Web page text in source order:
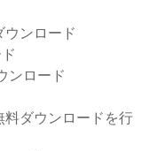
ウンロード
ンロード
料ダウンロードを行